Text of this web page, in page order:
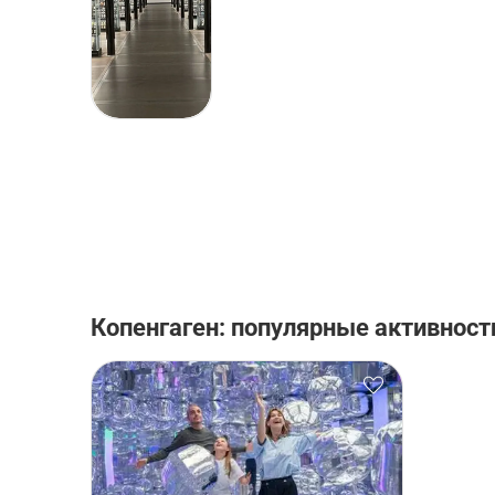
Копенгаген: популярные